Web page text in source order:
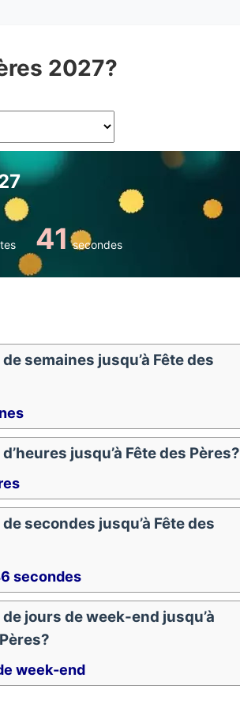
2027?
40 secondes
semaines jusqu’à Fête des
jusqu’à Fête des Pères?
secondes jusqu’à Fête des
secondes
jours de week-end jusqu’à
week-end